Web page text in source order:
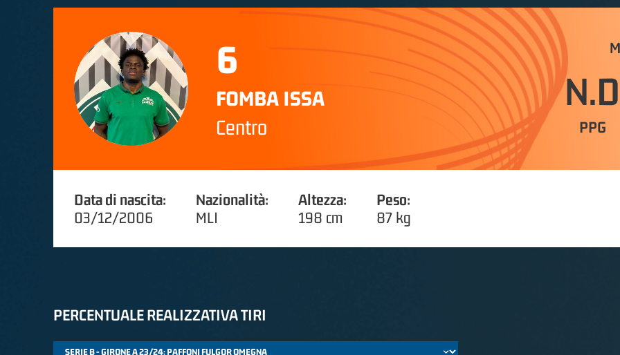
6
FOMBA ISSA
Centro
N.D
PPG
Data di nascita:
03/12/2006
Nazionalità:
MLI
Altezza:
198 cm
Peso:
87 kg
PERCENTUALE REALIZZATIVA TIRI